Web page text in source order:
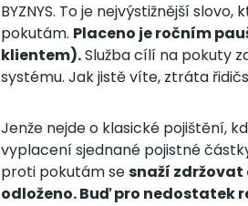
BYZNYS. To je nejvýstižnější
pokutám. Placeno je ročním
klientem).Služba cílí na pokuty
systému. Jak jistě víte, ztráta
Jenže nejde o klasické pojištění,
vyplacení sjednané pojistné
proti pokutám sesnaží
odloženo. Buď pro nedostatek